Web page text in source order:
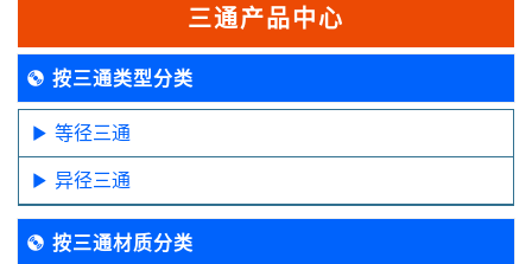
三通产品中心
按三通类型分类
等径三通
异径三通
按三通材质分类